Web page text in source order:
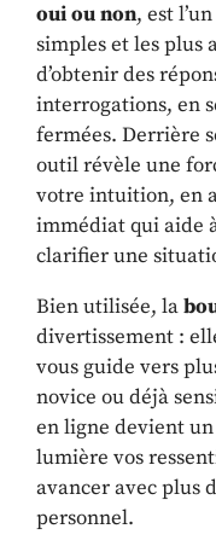
oui ou non, est
simples et les plus
d’obtenir des
interrogations, en
fermées. Derrière
outil révèle une
votre intuition, en
immédiat qui aide
clarifier une
Bien utilisée, la
divertissement :
vous guide vers
novice ou déjà
en ligne devient
lumière vos
avancer avec plus
personnel.